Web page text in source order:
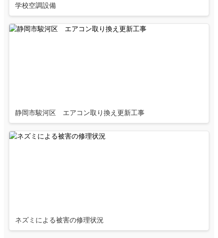
学校空調設備
静岡市駿河区 エアコン取り換え更新工事
ネズミによる被害の修理状況